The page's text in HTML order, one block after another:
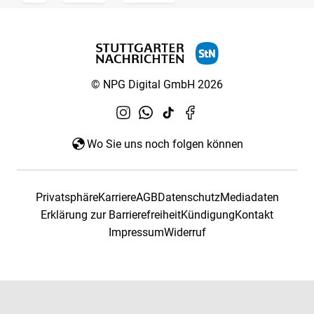
© NPG Digital GmbH 2026
Wo Sie uns noch folgen können
PrivatsphäreKarriereAGBDatenschutzMediadaten
Erklärung zur BarrierefreiheitKündigungKontakt
ImpressumWiderruf